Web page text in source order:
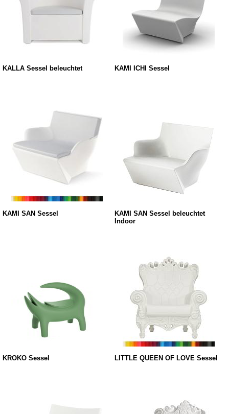
KALLA Sessel beleuchtet KAMI ICHI Sessel
KAMI SAN Sessel
KAMI SAN Sessel beleuchtet
Indoor
KROKO Sessel LITTLE QUEEN OF LOVE Sessel